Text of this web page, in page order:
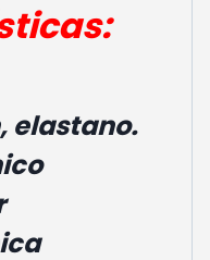
elastano.